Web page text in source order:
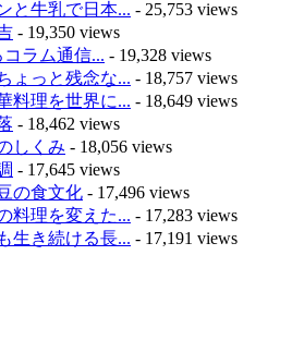
と牛乳で日本... - 25,753 views
- 19,350 views
ラム通信... - 19,328 views
ょっと残念な... - 18,757 views
料理を世界に... - 18,649 views
- 18,462 views
しくみ - 18,056 views
- 17,645 views
の食文化 - 17,496 views
料理を変えた... - 17,283 views
生き続ける長... - 17,191 views